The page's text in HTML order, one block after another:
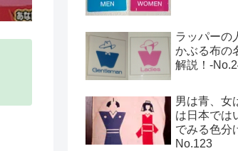
ラッパーの
かぶる布の
解説！
男は青、女
は日本では
でみる色分
No.123